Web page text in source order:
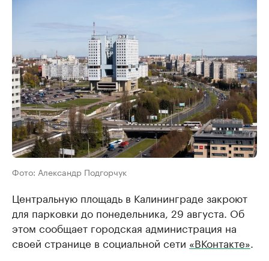
Фото: Александр Подгорчук
Центральную площадь в Калининграде закроют
для парковки до понедельника, 29 августа. Об
этом сообщает городская администрация на
своей странице в социальной сети «ВКонтакте»